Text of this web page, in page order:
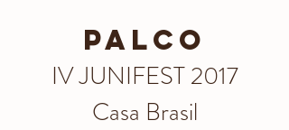
Palco
IV JUNIFEST 2017
Casa Brasil